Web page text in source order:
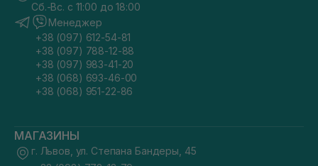
Сб.-Вс. с 11:00 до 18:00
Менеджер
+38 (097) 612-54-81
+38 (097) 788-12-88
+38 (097) 983-41-20
+38 (068) 693-46-00
+38 (068) 951-22-86
МАГАЗИНЫ
г. Львов, ул. Степана Бандеры, 45